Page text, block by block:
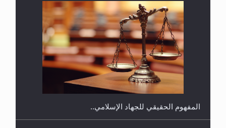
هل يجوز فتح مشروع كوافير نسائي للمحجبات وغير
المحجبات؟
المفهوم الحقيقي للجهاد الإسلامي..